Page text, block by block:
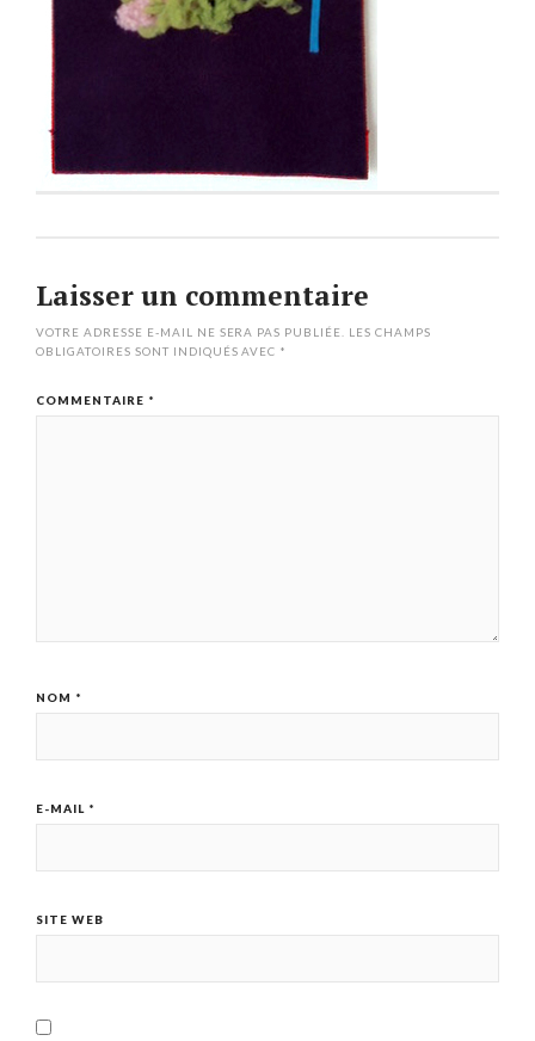
Laisser un commentaire
VOTRE ADRESSE E-MAIL NE SERA PAS PUBLIÉE.
LES CHAMPS
OBLIGATOIRES SONT INDIQUÉS AVEC *
COMMENTAIRE *
NOM *
E-MAIL *
SITE WEB